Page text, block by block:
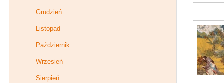
Grudzień
Listopad
Październik
Wrzesień
Sierpień